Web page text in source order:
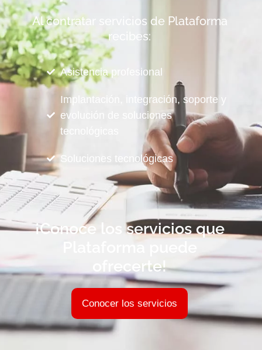
Al contratar servicios de Plataforma
recibes:
Asistencia profesional
Implantación, integración, soporte y
evolución de soluciones
tecnológicas
Soluciones tecnológicas
¡Conoce los servicios que
Plataforma puede
ofrecerte!
Conocer los servicios